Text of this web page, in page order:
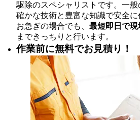
駆除のスペシャリストです。一
確かな技術と豊富な知識で安全に
お急ぎの場合でも、 最短即日で現
まできっちりと行います。
作業前に無料でお見積り！